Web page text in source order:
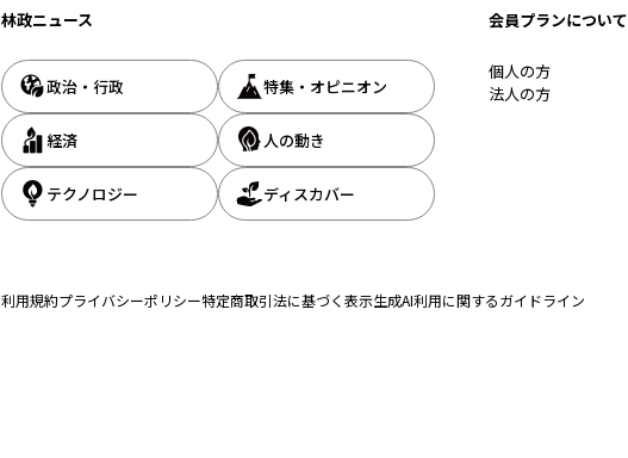
林政ニュース
政治・行政 特集・オピニオン
経済 人の動き
テクノロジー ディスカバー
会員プランについて
個人の方
法人の方
利用規約プライバシーポリシー特定商取引法に基づく表示生成AI利用に関するガイドライン